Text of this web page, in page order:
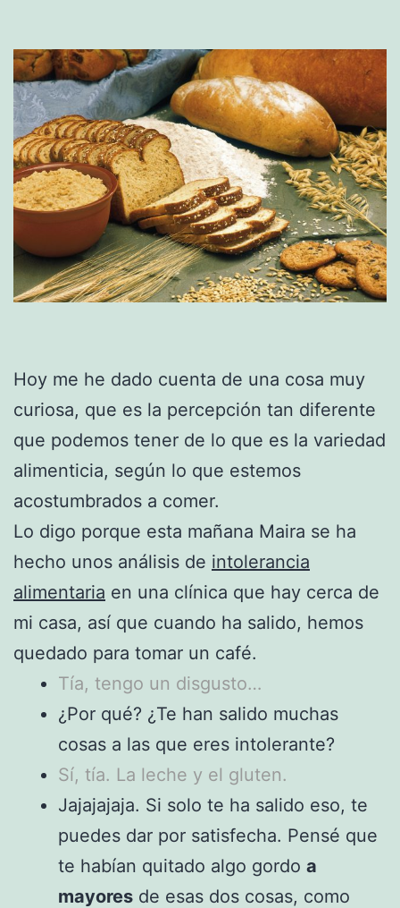
Hoy me he dado cuenta de una cosa muy
curiosa, que es la percepción tan diferente
que podemos tener de lo que es la variedad
alimenticia, según lo que estemos
acostumbrados a comer.
Lo digo porque esta mañana Maira se ha
hecho unos análisis de intolerancia
alimentaria en una clínica que hay cerca de
mi casa, así que cuando ha salido, hemos
quedado para tomar un café.
Tía, tengo un disgusto…
¿Por qué? ¿Te han salido muchas
cosas a las que eres intolerante?
Sí, tía. La leche y el gluten.
Jajajajaja. Si solo te ha salido eso, te
puedes dar por satisfecha. Pensé que
te habían quitado algo gordo a
mayores de esas dos cosas, como